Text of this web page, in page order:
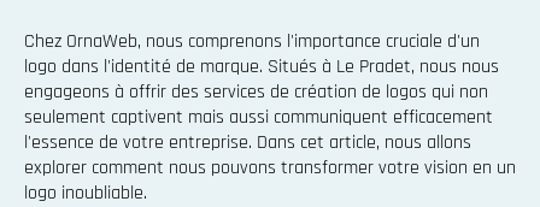
Chez OrnaWeb, nous comprenons l'importance cruciale d'un
logo dans l'identité de marque. Situés à Le Pradet, nous nous
engageons à offrir des services de création de logos qui non
seulement captivent mais aussi communiquent efficacement
l'essence de votre entreprise. Dans cet article, nous allons
explorer comment nous pouvons transformer votre vision en un
logo inoubliable.